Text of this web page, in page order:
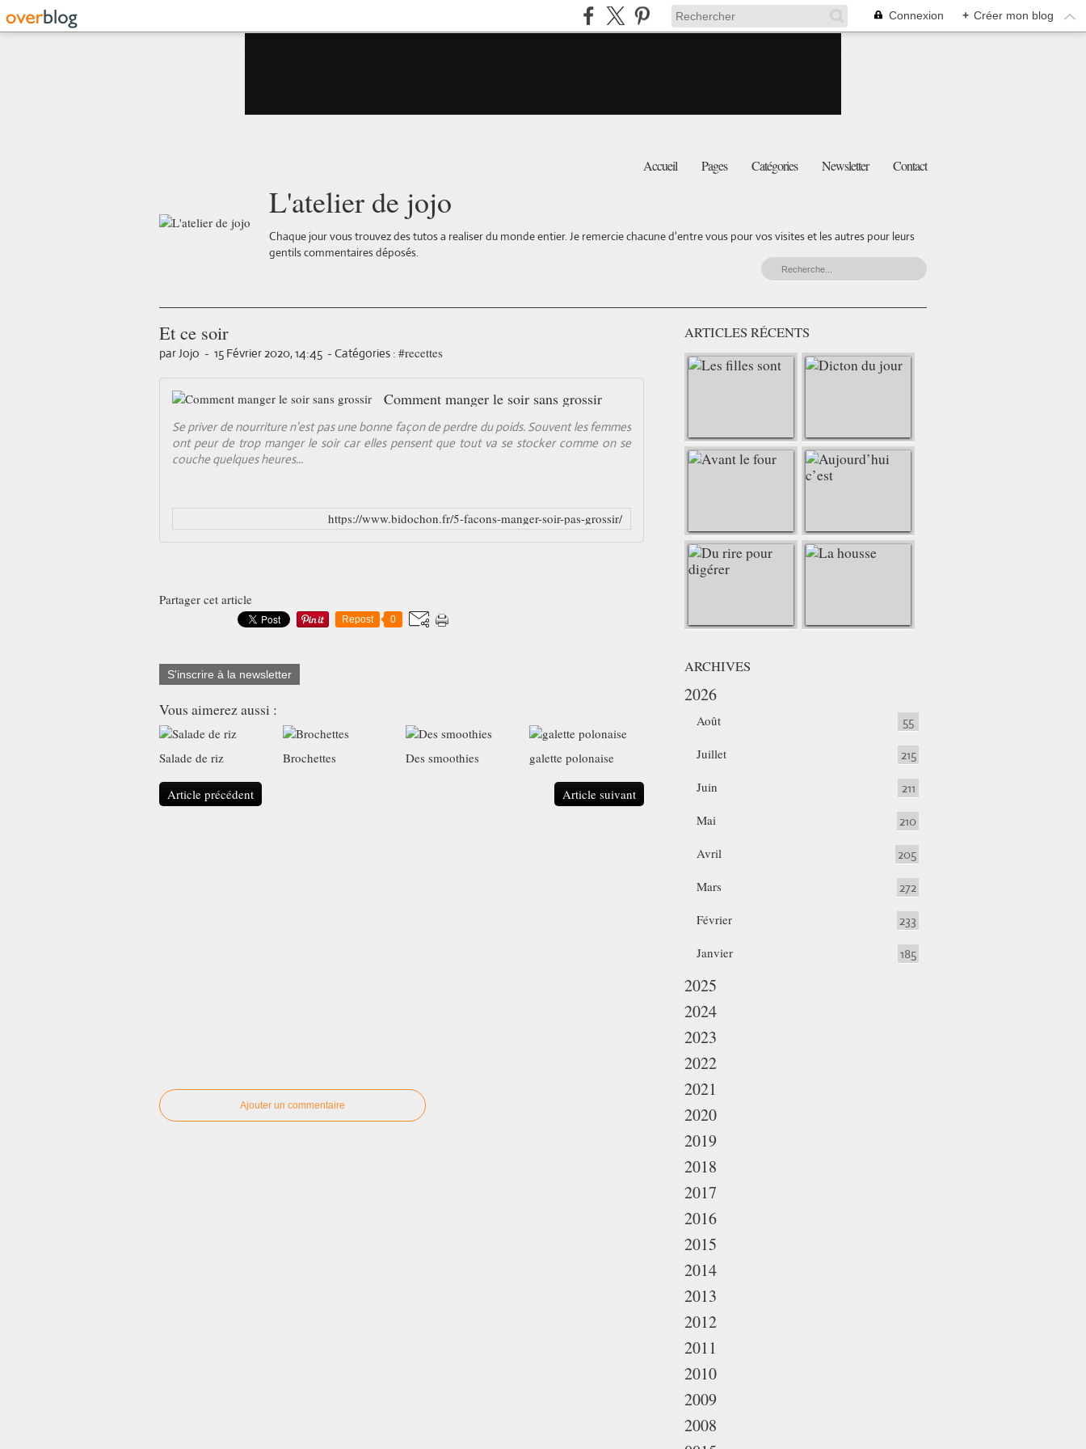
Connexion + Créer mon blog
Accueil Pages Catégories Newsletter Contact
L'atelier de jojo
Chaque jour vous trouvez des tutos a realiser du monde entier. Je remercie chacune d'entre vous pour vos visites et les autres pour leurs
gentils commentaires déposés.
Et ce soir
par Jojo - 15 Février 2020, 14:45 - Catégories : #recettes
Comment manger le soir sans grossir
Se priver de nourriture n'est pas une bonne façon de perdre du poids. Souvent les femmes
ont peur de trop manger le soir car elles pensent que tout va se stocker comme on se
couche quelques heures...
https://www.bidochon.fr/5-facons-manger-soir-pas-grossir/
Partager cet article
Repost 0
S'inscrire à la newsletter
Vous aimerez aussi :
Salade de riz Brochettes Des smoothies galette polonaise
Article précédent Article suivant
Ajouter un commentaire
ARTICLES RÉCENTS
ARCHIVES
2026
Août 55
Juillet 215
Juin 211
Mai 210
Avril 205
Mars 272
Février 233
Janvier 185
2025
2024
2023
2022
2021
2020
2019
2018
2017
2016
2015
2014
2013
2012
2011
2010
2009
2008